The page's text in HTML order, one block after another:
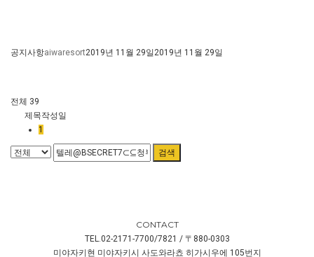
공지사항aiwaresort2019년 11월 29일2019년 11월 29일
전체 39
제목작성일
1
검색
CONTACT
TEL.02-2171-7700/7821 / 〒880-0303
미야자키현 미야자키시 사도와라쵸 히가시우에 105번지